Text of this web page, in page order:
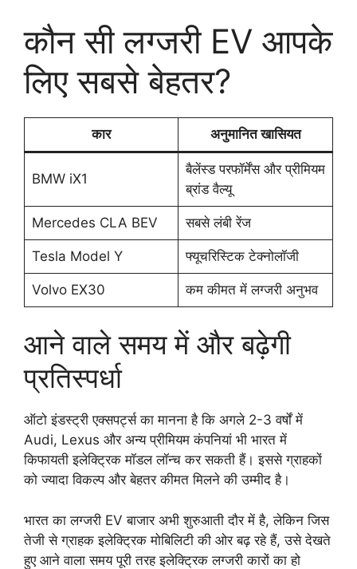
कौन सी लग्जरी EV आपके
लिए सबसे बेहतर?
कार अनुमानित खासियत
BMW iX1
बैलेंस्ड परफॉर्मेंस और प्रीमियम
ब्रांड वैल्यू
Mercedes CLA BEV सबसे लंबी रेंज
Tesla Model Y फ्यूचरिस्टिक टेक्नोलॉजी
Volvo EX30 कम कीमत में लग्जरी अनुभव
आने वाले समय में और बढ़ेगी
प्रतिस्पर्धा
ऑटो इंडस्ट्री एक्सपर्ट्स का मानना है कि अगले 2-3 वर्षों में
Audi, Lexus और अन्य प्रीमियम कंपनियां भी भारत में
किफायती इलेक्ट्रिक मॉडल लॉन्च कर सकती हैं। इससे ग्राहकों
को ज्यादा विकल्प और बेहतर कीमत मिलने की उम्मीद है।
भारत का लग्जरी EV बाजार अभी शुरुआती दौर में है, लेकिन जिस
तेजी से ग्राहक इलेक्ट्रिक मोबिलिटी की ओर बढ़ रहे हैं, उसे देखते
हुए आने वाला समय पूरी तरह इलेक्ट्रिक लग्जरी कारों का हो